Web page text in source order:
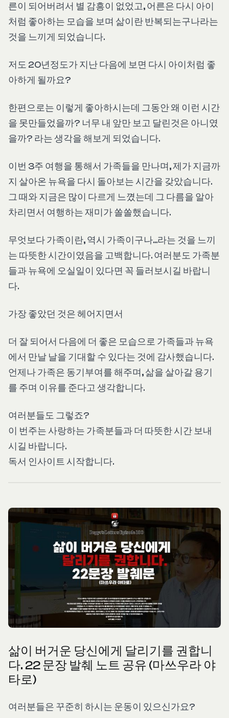
른이 되어버려서 별 감흥이 없었고, 어른은 다시 아이
처럼 좋아하는 모습을 보며 삶이란 반복되는구나라는
것을 느끼게 되었습니다.
저도 20년정도가 지난 다음에 보면 다시 아이처럼 좋
아하게 될까요?
한편으로는 이렇게 좋아하시는데 그동안 왜 이런 시간
을 못만들었을까? 너무 내 앞만 보고 달린것은 아니였
을까? 라는 생각을 해보게 되었습니다.
​이번 3주 여행을 통해서 가족들을 만나며, 제가 지금까
지 살아온 뉴욕을 다시 돌아보는 시간을 갖았습니다.
그 때와 지금은 많이 다르게 느꼈는데 그 다름을 알아
차리면서 여행하는 재미가 쏠쏠했습니다.
무엇보다 가족이란, 역시 가족이구나...라는 것을 느끼
는 따뜻한 시간이였음을 고백합니다. 여러분도 가족분
들과 뉴욕에 오실일이 있다면 꼭 들러보시길 바랍니
다.
가장 좋았던 것은 헤어지면서
더 잘 되어서 다음에 더 좋은 모습으로 가족들과 뉴욕
에서 만날 날을 기대할 수 있다는 것에 감사했습니다.
언제나 가족은 동기부여를 해주며, 삶을 살아갈 용기
를 주며 이유를 준다고 생각합니다.
여러분들도 그렇죠?
이 번주는 사랑하는 가족분들과 더 따뜻한 시간 보내
시길 바랍니다.
독서 인사이트 시작합니다.
삶이 버거운 당신에게 달리기를 권합니
다. 22 문장 발췌 노트 공유 (마쓰우라 야
타로)
여러분들은 꾸준히 하시는 운동이 있으신가요?